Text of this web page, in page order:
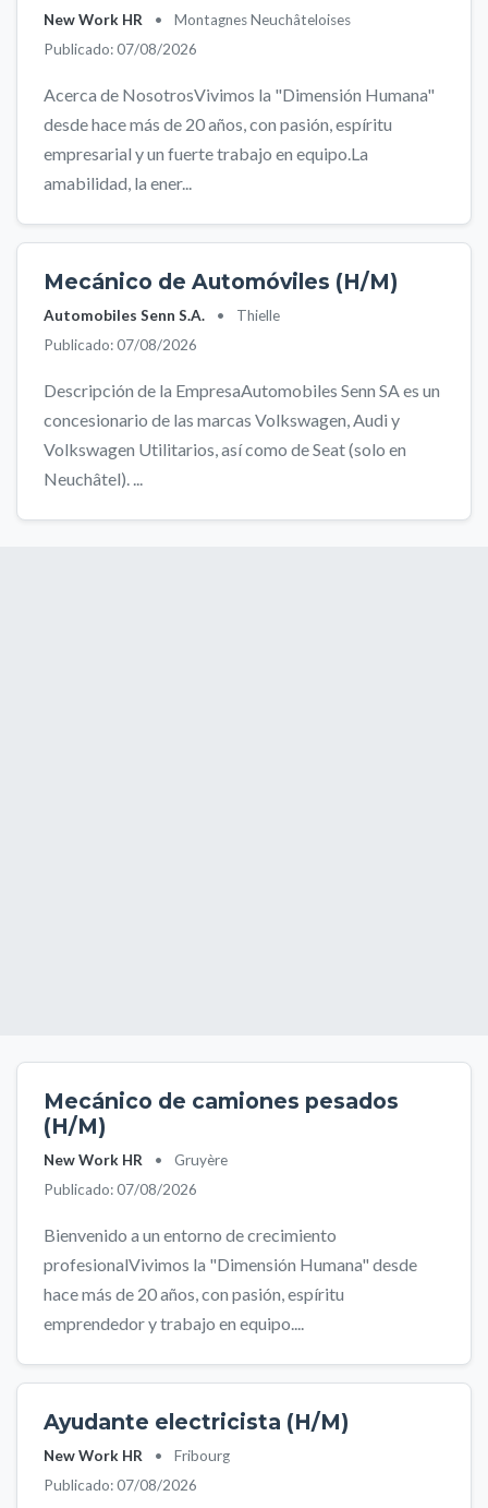
New Work HR •
Montagnes Neuchâteloises
Publicado: 07/08/2026
Acerca de NosotrosVivimos la "Dimensión Humana"
desde hace más de 20 años, con pasión, espíritu
empresarial y un fuerte trabajo en equipo.La
amabilidad, la ener...
Mecánico de Automóviles (H/M)
Automobiles Senn S.A. •
Thielle
Publicado: 07/08/2026
Descripción de la EmpresaAutomobiles Senn SA es un
concesionario de las marcas Volkswagen, Audi y
Volkswagen Utilitarios, así como de Seat (solo en
Neuchâtel). ...
Mecánico de camiones pesados
(H/M)
New Work HR •
Gruyère
Publicado: 07/08/2026
Bienvenido a un entorno de crecimiento
profesionalVivimos la "Dimensión Humana" desde
hace más de 20 años, con pasión, espíritu
emprendedor y trabajo en equipo....
Ayudante electricista (H/M)
New Work HR •
Fribourg
Publicado: 07/08/2026